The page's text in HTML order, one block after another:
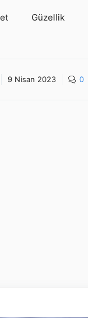
Güzellik
9 Nisan 2023 0